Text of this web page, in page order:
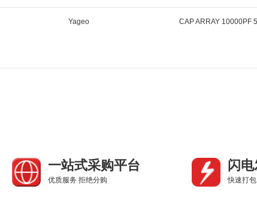
Yageo CAP ARRAY 10000PF
一站式采购平台
优质服务 拒绝分购
闪
快速打